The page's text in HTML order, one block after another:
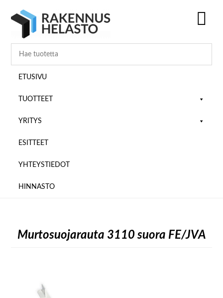
pääsisältöön
ensisijaiseen
alatunnisteeseen
ETUSIVU
TUOTTEET
YRITYS
ESITTEET
YHTEYSTIEDOT
HINNASTO
Murtosuojarauta 3110 suora FE/JVA